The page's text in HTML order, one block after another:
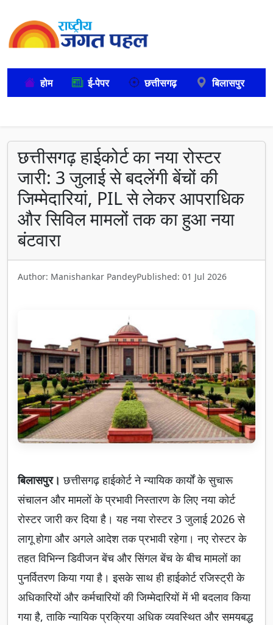
होम ई-पेपर छत्तीसगढ़ बिलासपुर
छत्तीसगढ़ हाईकोर्ट का नया रोस्टर
जारी: 3 जुलाई से बदलेंगी बेंचों की
जिम्मेदारियां, PIL से लेकर आपराधिक
और सिविल मामलों तक का हुआ नया
बंटवारा
Author: Manishankar PandeyPublished: 01 Jul 2026
बिलासपुर।छत्तीसगढ़ हाईकोर्ट ने न्यायिक कार्यों के सुचारू
संचालन और मामलों के प्रभावी निस्तारण के लिए नया कोर्ट
रोस्टर जारी कर दिया है। यह नया रोस्टर 3 जुलाई 2026 से
लागू होगा और अगले आदेश तक प्रभावी रहेगा। नए रोस्टर के
तहत विभिन्न डिवीजन बेंच और सिंगल बेंच के बीच मामलों का
पुनर्वितरण किया गया है। इसके साथ ही हाईकोर्ट रजिस्ट्री के
अधिकारियों और कर्मचारियों की जिम्मेदारियों में भी बदलाव किया
गया है, ताकि न्यायिक प्रक्रिया अधिक व्यवस्थित और समयबद्ध